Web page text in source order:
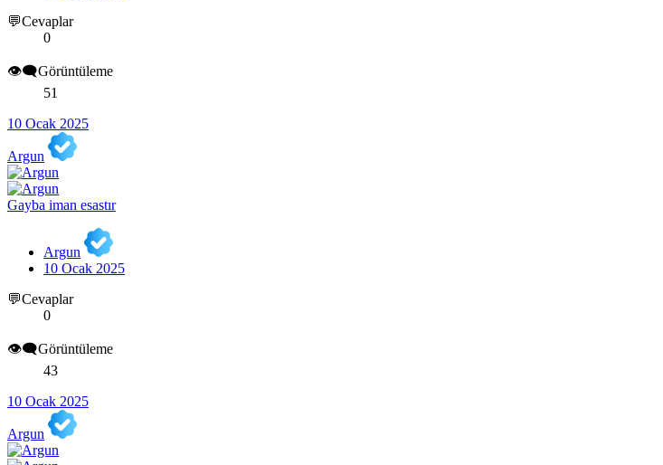
💬Cevaplar
0
👁️‍🗨️Görüntüleme
51
10 Ocak 2025
Argun
Gayba iman esastır
Argun
10 Ocak 2025
💬Cevaplar
0
👁️‍🗨️Görüntüleme
43
10 Ocak 2025
Argun